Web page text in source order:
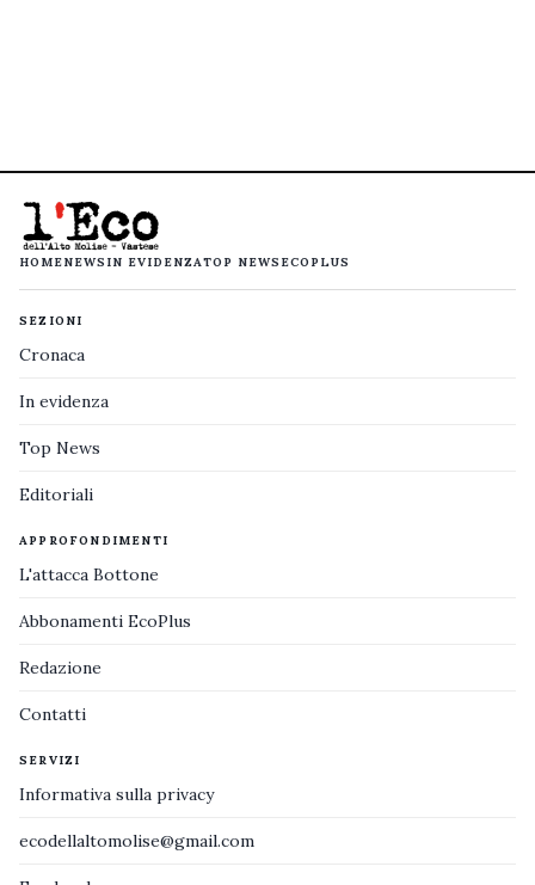
HOMENEWS IN EVIDENZATOP NEWS ECOPLUS
SEZIONI
Cronaca
In evidenza
Top News
Editoriali
APPROFONDIMENTI
L'attacca Bottone
Abbonamenti EcoPlus
Redazione
Contatti
SERVIZI
Informativa sulla privacy
ecodellaltomolise@gmail.com